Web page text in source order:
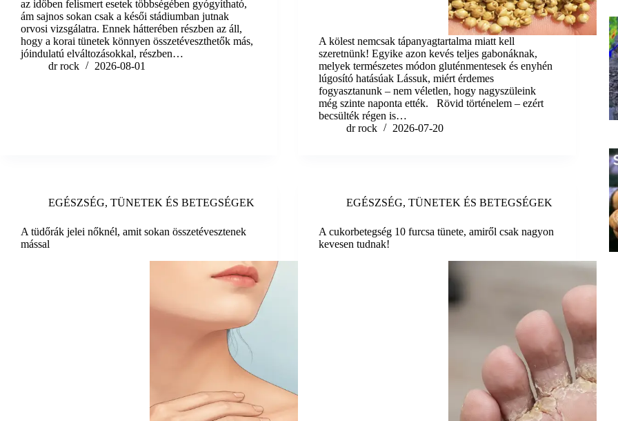
az időben felismert esetek többségében gyógyítható,
ám sajnos sokan csak a késői stádiumban jutnak
orvosi vizsgálatra. Ennek hátterében részben az áll,
hogy a korai tünetek könnyen összetéveszthetők más,
jóindulatú elváltozásokkal, részben…
dr rock
2026-08-01
A kölest nemcsak tápanyagtartalma miatt kell
szeretnünk! Egyike azon kevés teljes gabonáknak,
melyek természetes módon gluténmentesek és enyhén
lúgosító hatásúak Lássuk, miért érdemes
fogyasztanunk – nem véletlen, hogy nagyszüleink
még szinte naponta ették. Rövid történelem – ezért
becsülték régen is…
dr rock
2026-07-20
EGÉSZSÉG, TÜNETEK ÉS BETEGSÉGEK
A tüdőrák jelei nőknél, amit sokan összetévesztenek
mással
EGÉSZSÉG,TÜNETEK ÉS BETEGSÉGEK
A cukorbetegség 10 furcsa tünete, amiről csak nagyon
kevesen tudnak!